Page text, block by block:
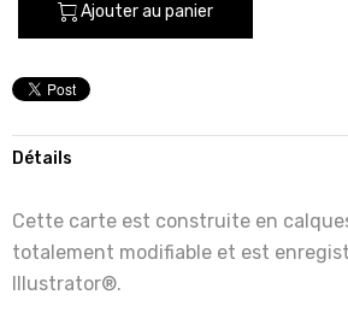
Ajouter au panier
Détails
Cette carte est construite en
totalement modifiable et est
Illustrator®.